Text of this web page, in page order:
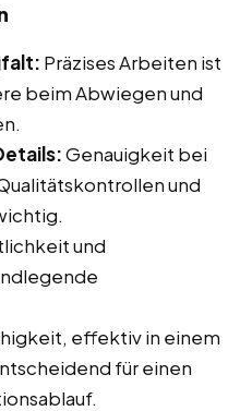
Präzises Arbeiten ist
beim Abwiegen und
Genauigkeit bei
und
und
effektiv in einem
für einen